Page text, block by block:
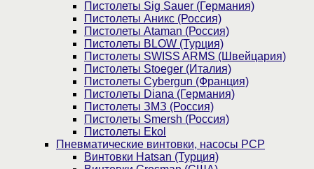
Пистолеты Sig Sauer (Германия)
Пистолеты Аникс (Россия)
Пистолеты Ataman (Россия)
Пистолеты BLOW (Турция)
Пистолеты SWISS ARMS (Швейцария)
Пистолеты Stoeger (Италия)
Пистолеты Cybergun (Франция)
Пистолеты Diana (Германия)
Пистолеты ЗМЗ (Россия)
Пистолеты Smersh (Россия)
Пистолеты Ekol
Пневматические винтовки, насосы PCP
Винтовки Hatsan (Турция)